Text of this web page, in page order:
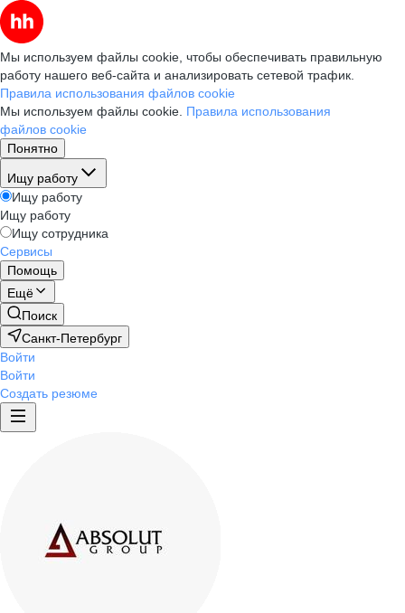
Мы используем файлы cookie, чтобы обеспечивать правильную
работу нашего веб-сайта и анализировать сетевой трафик.
Правила использования файлов cookie
Мы используем файлы cookie. Правила использования
файлов cookie
Понятно
Ищу работу
Ищу работу
Ищу работу
Ищу сотрудника
Сервисы
Помощь
Ещё
Поиск
Санкт-Петербург
Войти
Войти
Создать резюме